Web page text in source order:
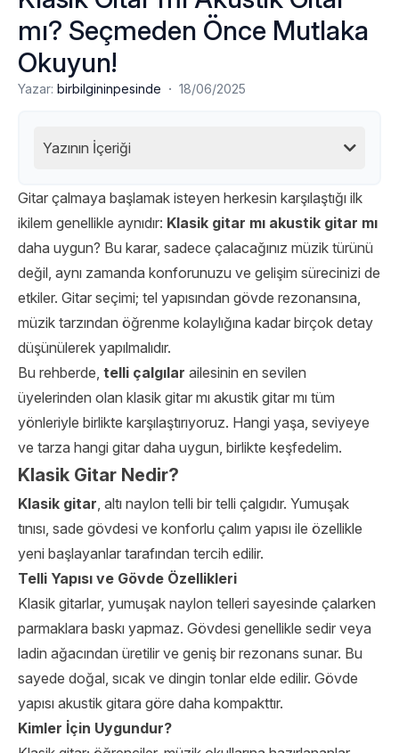
mı? Seçmeden Önce Mutlaka
Okuyun!
Yazar: birbilgininpesinde · 18/06/2025
Yazının İçeriği
Gitar çalmaya başlamak isteyen herkesin karşılaştığı ilk
ikilem genellikle aynıdır: Klasik gitar mı akustik gitar mı
daha uygun? Bu karar, sadece çalacağınız müzik türünü
değil, aynı zamanda konforunuzu ve gelişim sürecinizi de
etkiler. Gitar seçimi; tel yapısından gövde rezonansına,
müzik tarzından öğrenme kolaylığına kadar birçok detay
düşünülerek yapılmalıdır.
Bu rehberde, telli çalgılar ailesinin en sevilen
üyelerinden olan klasik gitar mı akustik gitar mı tüm
yönleriyle birlikte karşılaştırıyoruz. Hangi yaşa, seviyeye
ve tarza hangi gitar daha uygun, birlikte keşfedelim.
Klasik Gitar Nedir?
Klasik gitar, altı naylon telli bir telli çalgıdır. Yumuşak
tınısı, sade gövdesi ve konforlu çalım yapısı ile özellikle
yeni başlayanlar tarafından tercih edilir.
Telli Yapısı ve Gövde Özellikleri
Klasik gitarlar, yumuşak naylon telleri sayesinde çalarken
parmaklara baskı yapmaz. Gövdesi genellikle sedir veya
ladin ağacından üretilir ve geniş bir rezonans sunar. Bu
sayede doğal, sıcak ve dingin tonlar elde edilir. Gövde
yapısı akustik gitara göre daha kompakttır.
Kimler İçin Uygundur?